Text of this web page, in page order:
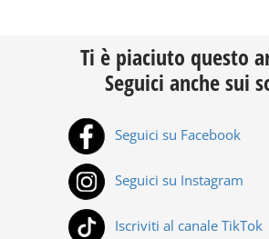
Ti è piaciuto questo
Seguici anche sui
Seguici su Facebook
Seguici su Instagram
Iscriviti al canale TikTok